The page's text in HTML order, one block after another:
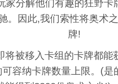
家分解他们有趣的狂野
。因此,我们索性将奥术
牌!
将被移入卡组的卡牌都能
容纳卡牌数量上限。(